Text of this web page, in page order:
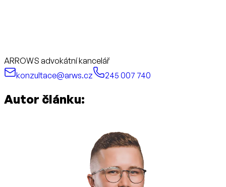
ARROWS advokátní kancelář
konzultace@arws.cz
245 007 740
Autor článku: